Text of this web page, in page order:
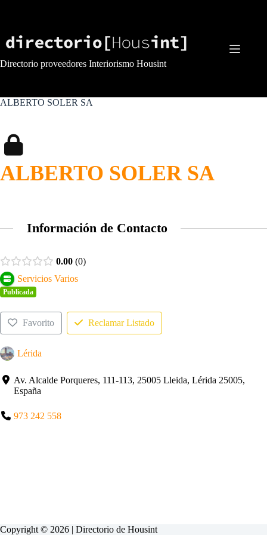
Directorio proveedores Interiorismo Housint
ALBERTO SOLER SA
ALBERTO SOLER SA
Información de Contacto
0.00 0
Servicios Varios
Publicada
Favorito Reclamar Listado
Lérida
Av. Alcalde Porqueres, 111-113, 25005 Lleida, Lérida 25005,
España
973 242 558
Copyright © 2026 | Directorio de Housint